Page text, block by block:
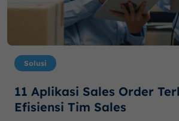
Solusi
11 Aplikasi Sales Order
Efisiensi Tim Sales